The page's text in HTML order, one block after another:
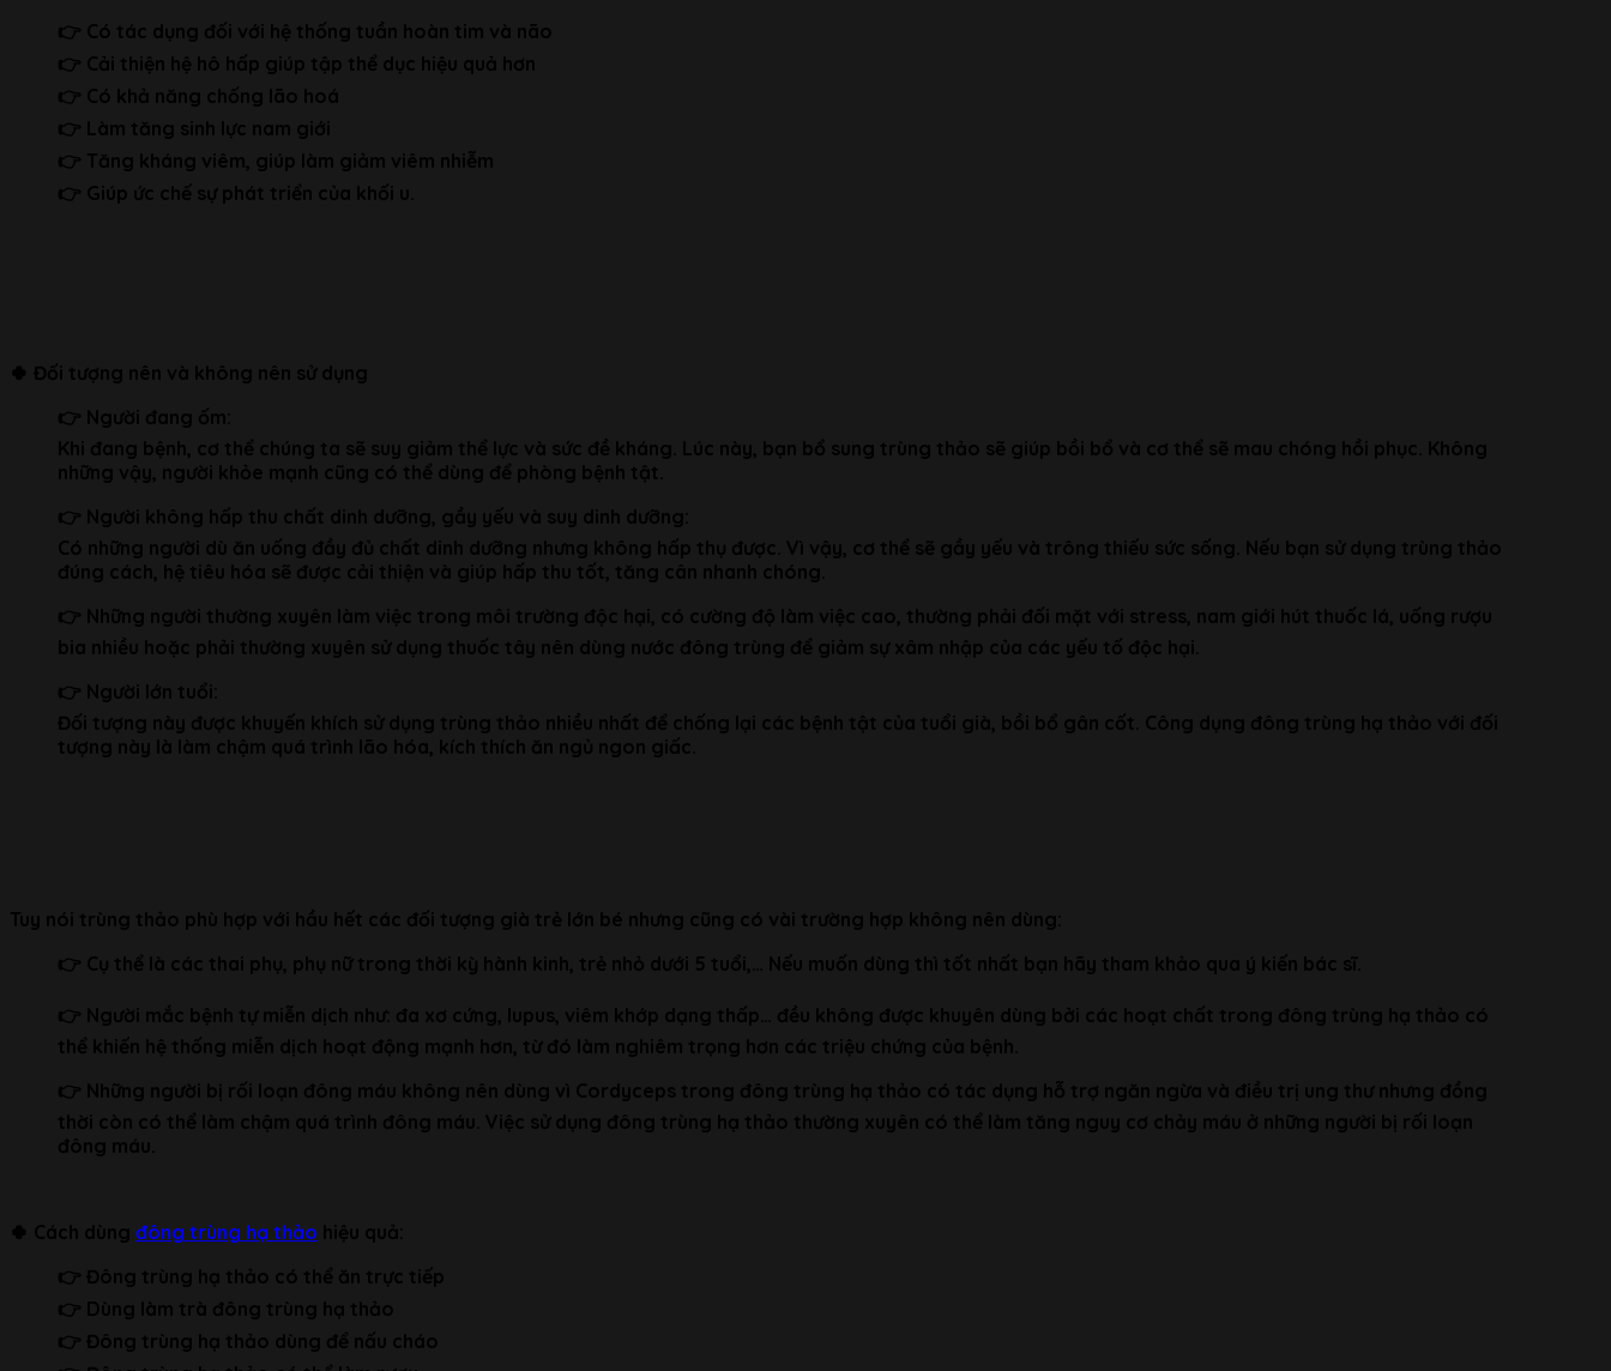
👉 Có tác dụng đối với hệ thống tuần hoàn tim và não
👉 Cải thiện hệ hô hấp giúp tập thể dục hiệu quả hơn
👉 Có khả năng chống lão hoá
👉 Làm tăng sinh lực nam giới
👉 Tăng kháng viêm, giúp làm giảm viêm nhiễm
👉 Giúp ức chế sự phát triển của khối u.
🍀 Đối tượng nên và không nên sử dụng
👉 Người đang ốm:
Khi đang bệnh, cơ thể chúng ta sẽ suy giảm thể lực và sức đề kháng. Lúc này, bạn bổ sung trùng thảo sẽ giúp bồi bổ và cơ thể sẽ mau chóng hồi phục. Không
những vậy, người khỏe mạnh cũng có thể dùng để phòng bệnh tật.
👉 Người không hấp thu chất dinh dưỡng, gầy yếu và suy dinh dưỡng:
Có những người dù ăn uống đầy đủ chất dinh dưỡng nhưng không hấp thụ được. Vì vậy, cơ thể sẽ gầy yếu và trông thiếu sức sống. Nếu bạn sử dụng trùng thảo
đúng cách, hệ tiêu hóa sẽ được cải thiện và giúp hấp thu tốt, tăng cân nhanh chóng.
👉 Những người thường xuyên làm việc trong môi trường độc hại, có cường độ làm việc cao, thường phải đối mặt với stress, nam giới hút thuốc lá, uống rượu
bia nhiều hoặc phải thường xuyên sử dụng thuốc tây nên dùng nước đông trùng để giảm sự xâm nhập của các yếu tố độc hại.
👉 Người lớn tuổi:
Đối tượng này được khuyến khích sử dụng trùng thảo nhiều nhất để chống lại các bệnh tật của tuổi già, bồi bổ gân cốt. Công dụng đông trùng hạ thảo với đối
tượng này là làm chậm quá trình lão hóa, kích thích ăn ngủ ngon giấc.
Tuy nói trùng thảo phù hợp với hầu hết các đối tượng già trẻ lớn bé nhưng cũng có vài trường hợp không nên dùng:
👉 Cụ thể là các thai phụ, phụ nữ trong thời kỳ hành kinh, trẻ nhỏ dưới 5 tuổi,… Nếu muốn dùng thì tốt nhất bạn hãy tham khảo qua ý kiến bác sĩ.
👉 Người mắc bệnh tự miễn dịch như: đa xơ cứng, lupus, viêm khớp dạng thấp… đều không được khuyên dùng bởi các hoạt chất trong đông trùng hạ thảo có
thể khiến hệ thống miễn dịch hoạt động mạnh hơn, từ đó làm nghiêm trọng hơn các triệu chứng của bệnh.
👉 Những người bị rối loạn đông máu không nên dùng vì Cordyceps trong đông trùng hạ thảo có tác dụng hỗ trợ ngăn ngừa và điều trị ung thư nhưng đồng
thời còn có thể làm chậm quá trình đông máu. Việc sử dụng đông trùng hạ thảo thường xuyên có thể làm tăng nguy cơ chảy máu ở những người bị rối loạn
đông máu.
🍀 Cách dùng đông trùng hạ thảo hiệu quả:
👉 Đông trùng hạ thảo có thể ăn trực tiếp
👉 Dùng làm trà đông trùng hạ thảo
👉 Đông trùng hạ thảo dùng để nấu cháo